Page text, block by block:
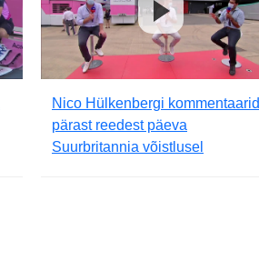
Nico Hülkenbergi kommentaarid
pärast reedest päeva
Suurbritannia võistlusel